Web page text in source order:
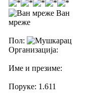
Ван
мреже
Пол:
Организација:
Име и презиме:
Поруке: 1.611